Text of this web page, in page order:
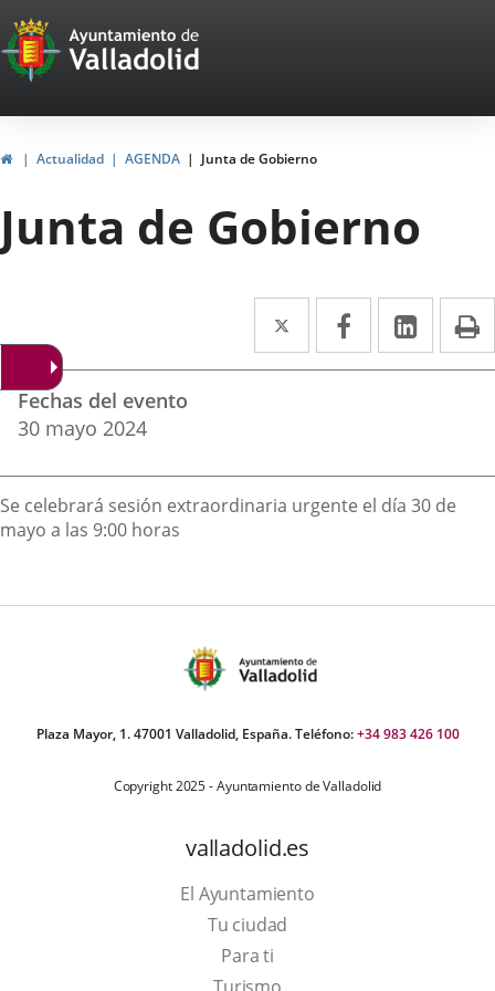
Portal
Web
del
Ayuntamiento
de
Valladolid
InicioActualidad AGENDA Junta de Gobierno
Junta de Gobierno
Twitter
Enlace
a
externa.
Facebook
Enlace
a
externa.
Enlace
a
Datos
del
evento
Fechas del evento
30 mayo 2024
Descripción
Se celebrará sesión extraordinaria urgente el día 30 de
mayo a las 9:00 horas
Plaza Mayor, 1. 47001 Valladolid, España. Teléfono:+34 983 426 100
Copyright 2025 - Ayuntamiento de Valladolid
valladolid.es
El Ayuntamiento
Tu ciudad
Para ti
Este